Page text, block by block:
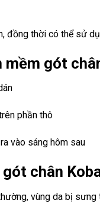
đồng thời có thể sử
mềm gót
phần thô
vào sáng hôm sau
chân
vùng da bị sưng